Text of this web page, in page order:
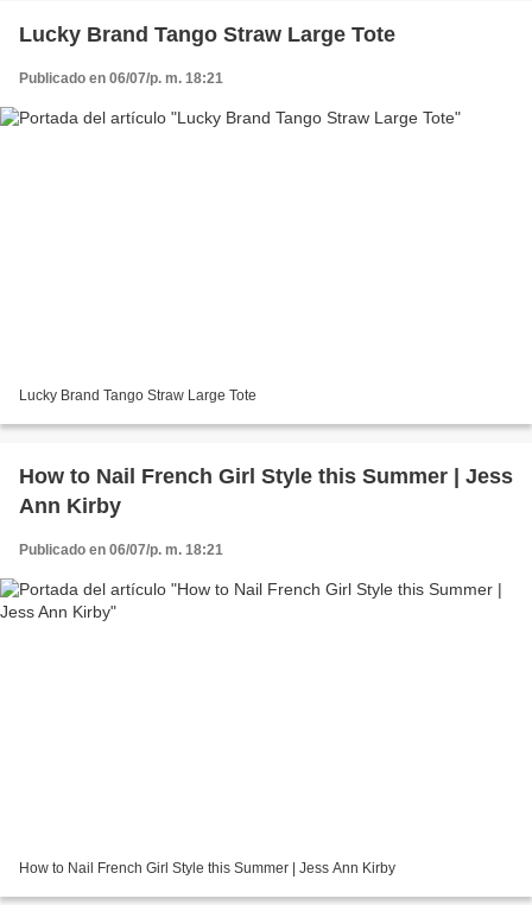
Lucky Brand Tango Straw Large Tote
Publicado en 06/07/p. m. 18:21
Lucky Brand Tango Straw Large Tote
How to Nail French Girl Style this Summer | Jess
Ann Kirby
Publicado en 06/07/p. m. 18:21
How to Nail French Girl Style this Summer | Jess Ann Kirby